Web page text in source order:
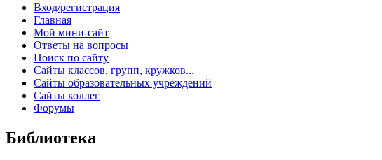
Вход/регистрация
Главная
Мой мини-сайт
Ответы на вопросы
Поиск по сайту
Сайты классов, групп, кружков...
Сайты образовательных учреждений
Сайты коллег
Форумы
Библиотека